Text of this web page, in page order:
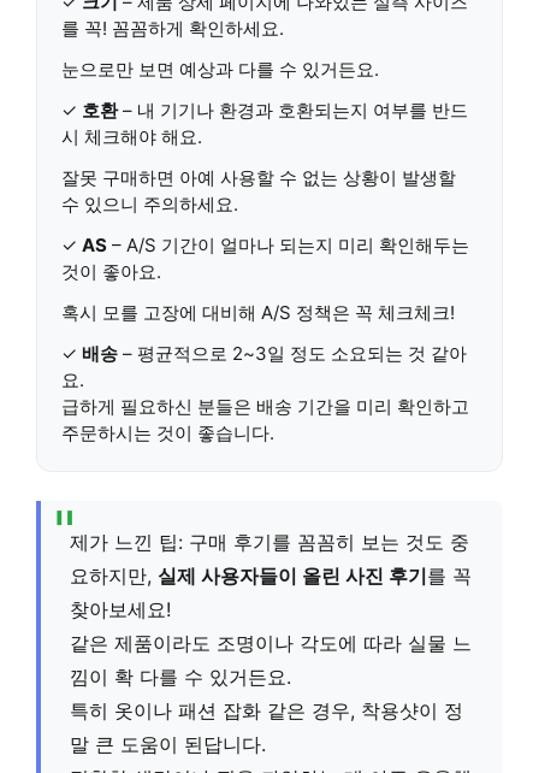
를 꼭! 꼼꼼하게 확인하세요.
눈으로만 보면 예상과 다를 수 있거든요.
✓ 호환– 내 기기나 환경과 호환되는지 여부를 반드
시 체크해야 해요.
잘못 구매하면 아예 사용할 수 없는 상황이 발생할
수 있으니 주의하세요.
✓ AS – A/S 기간이 얼마나 되는지 미리 확인해두는
것이 좋아요.
혹시 모를 고장에 대비해 A/S 정책은 꼭 체크체크!
✓ 배송 – 평균적으로 2~3일 정도 소요되는 것 같아
요.
급하게 필요하신 분들은 배송 기간을 미리 확인하고
주문하시는 것이 좋습니다.
제가 느낀 팁: 구매 후기를 꼼꼼히 보는 것도 중
요하지만, 실제 사용자들이 올린 사진 후기를 꼭
찾아보세요!
같은 제품이라도 조명이나 각도에 따라 실물 느
낌이 확 다를 수 있거든요.
특히 옷이나 패션 잡화 같은 경우, 착용샷이 정
말 큰 도움이 된답니다.